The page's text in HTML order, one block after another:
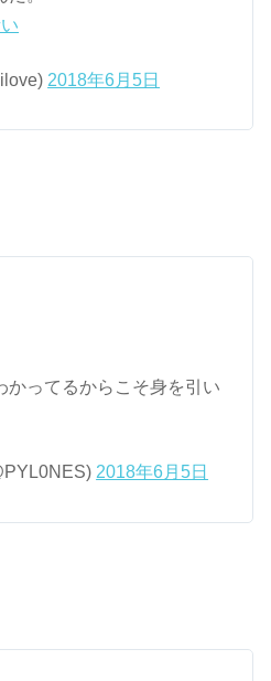
2018年6月5日
かってるからこそ身を引い
2018年6月5日